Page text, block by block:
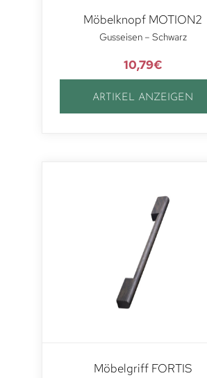
Möbelknopf MOTION2
Gusseisen – Schwarz
10,79€
ARTIKEL ANZEIGEN
Möbelgriff FORTIS